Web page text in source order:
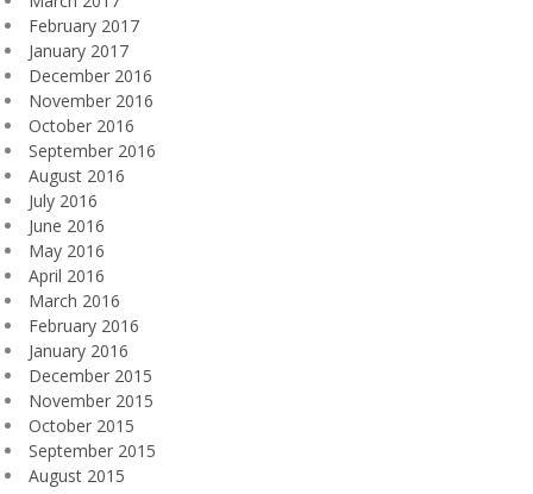
February 2017
January 2017
December 2016
November 2016
October 2016
September 2016
August 2016
July 2016
June 2016
May 2016
April 2016
March 2016
February 2016
January 2016
December 2015
November 2015
October 2015
September 2015
August 2015